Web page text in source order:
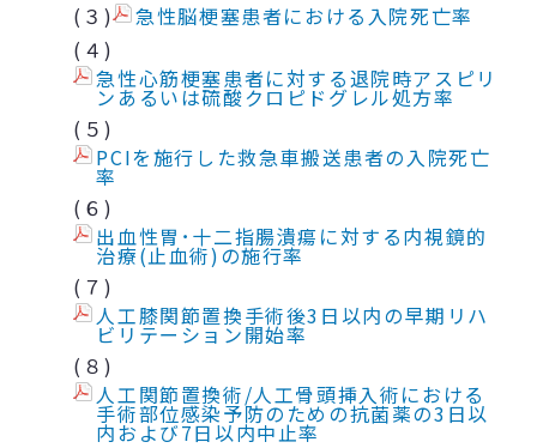
(３)
急性脳梗塞患者における入院死亡率
(４)
急性心筋梗塞患者に対する退院時アスピリ
ンあるいは硫酸クロピドグレル処方率
(５)
PCIを施行した救急車搬送患者の入院死亡
率
(６)
出血性胃･十二指腸潰瘍に対する内視鏡的
治療(止血術)の施行率
(７)
人工膝関節置換手術後3日以内の早期リハ
ビリテーション開始率
(８)
人工関節置換術/人工骨頭挿入術における
手術部位感染予防のための抗菌薬の3日以
内および7日以内中止率